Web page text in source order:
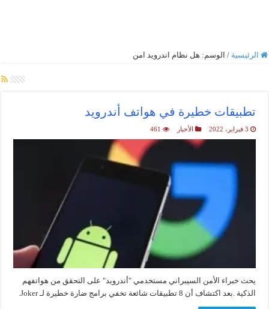
الرئيسية / الوسم: هل نظام اندرويد امن
تطبيقات خطيرة في هواتف أندرويد
3 فبراير، 2022 الأخبار 461
يحث خبراء الأمن السيبراني مستخدمي "أندرويد" على التحقق من هواتفهم
الذكية .بعد اكتشاف أن 8 تطبيقات شائعة تخفي برامج ضارة خطيرة لـ Joker.